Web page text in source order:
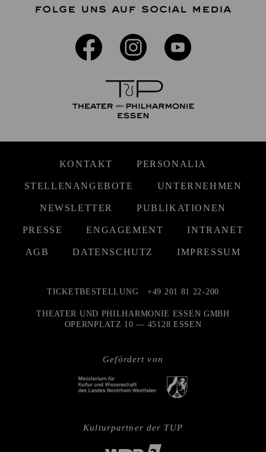
FOLGE UNS AUF SOCIAL MEDIA
KONTAKT PERSONALIA
STELLENANGEBOTE UNTERNEHMEN
NEWSLETTER PUBLIKATIONEN
PRESSE ENGAGEMENT INTRANET
AGB DATENSCHUTZ IMPRESSUM
Gefördert von
TICKETBESTELLUNG +49 201 81 22-200
THEATER UND PHILHARMONIE ESSEN GMBH
OPERNPLATZ 10 — 45128 ESSEN
Kulturpartner der TUP